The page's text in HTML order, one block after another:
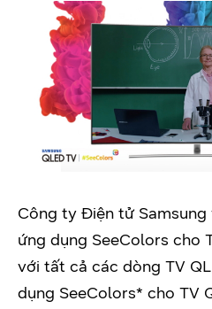
Công ty Điện tử
ứng dụng SeeColors cho
với tất cả các dòng TV
dụng SeeColors* cho TV